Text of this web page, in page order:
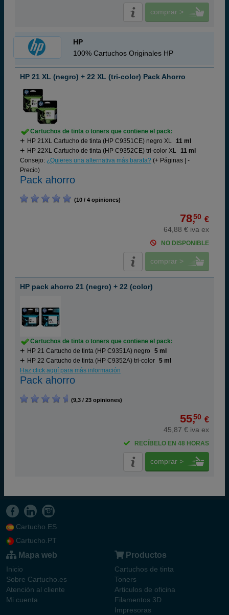
comprar >
HP
100% Cartuchos Originales HP
HP 21 XL (negro) + 22 XL (tri-color) Pack Ahorro
Cartuchos de tinta o toners que contiene el pack:
HP 21XL Cartucho de tinta (HP C9351CE) negro XL 11 ml
HP 22XL Cartucho de tinta (HP C9352CE) tri-color XL 11 ml
Consejo: ¿Quieres una alternativa más barata? (+ Páginas | -
Precio)
Pack ahorro
(10 / 4 opiniones)
78,50 €
64,88 € iva ex
NO DISPONIBLE
comprar >
HP pack ahorro 21 (negro) + 22 (color)
Cartuchos de tinta o toners que contiene el pack:
HP 21 Cartucho de tinta (HP C9351A) negro
5 ml
HP 22 Cartucho de tinta (HP C9352A) tri-color 5 ml
Haz click aquí para más información
Pack ahorro
(9,3 / 23 opiniones)
55,50 €
45,87 € iva ex
RECÍBELO EN 48 HORAS
comprar >
Cartucho.ES
Cartucho.PT
Mapa web
Inicio
Sobre Cartucho.es
Atención al cliente
Mi cuenta
Productos
Cartuchos de tinta
Toners
Articulos de oficina
Filamentos 3D
Impresoras